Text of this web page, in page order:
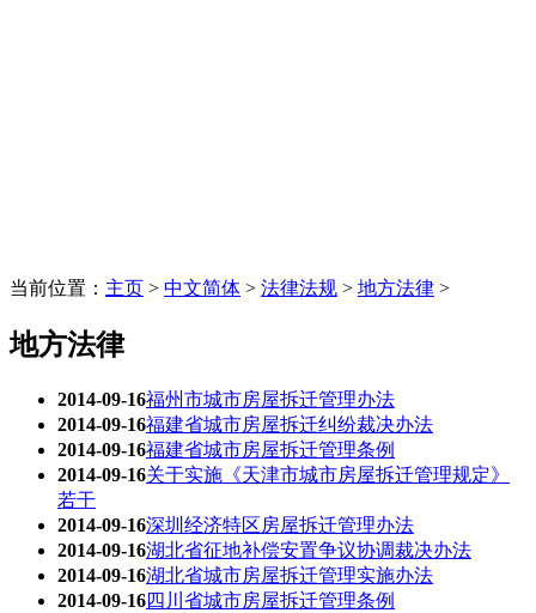
当前位置： 主页 > 中文简体 > 法律法规 > 地方法律 >
地方法律
2014-09-16福州市城市房屋拆迁管理办法
2014-09-16福建省城市房屋拆迁纠纷裁决办法
2014-09-16福建省城市房屋拆迁管理条例
2014-09-16关于实施《天津市城市房屋拆迁管理规定》
若干
2014-09-16深圳经济特区房屋拆迁管理办法
2014-09-16湖北省征地补偿安置争议协调裁决办法
2014-09-16湖北省城市房屋拆迁管理实施办法
2014-09-16四川省城市房屋拆迁管理条例